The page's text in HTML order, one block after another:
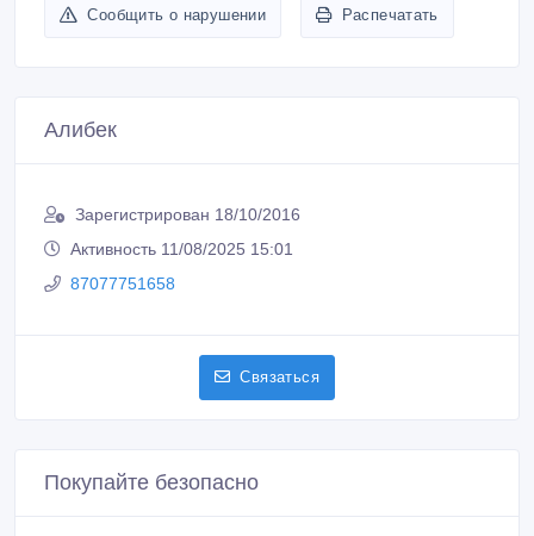
Сообщить о нарушении Распечатать
Алибек
Зарегистрирован 18/10/2016
Активность 11/08/2025 15:01
87077751658
Связаться
Покупайте безопасно